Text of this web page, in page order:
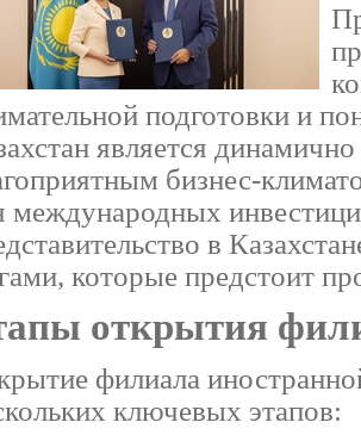
подготовки и
является
бизнес-
международных
в
которые предстоит
открытия
филиала
ключевых этапов: